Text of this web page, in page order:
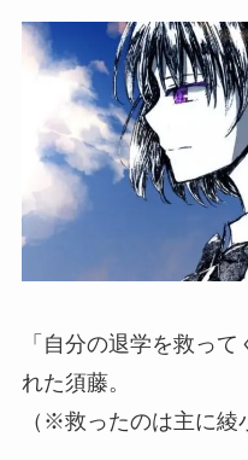
「自分の退学を救っ
れた須藤。
（※救ったのは主に綾